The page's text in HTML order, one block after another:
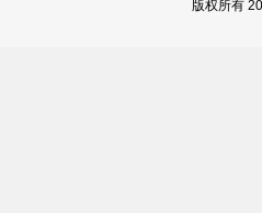
版权所有